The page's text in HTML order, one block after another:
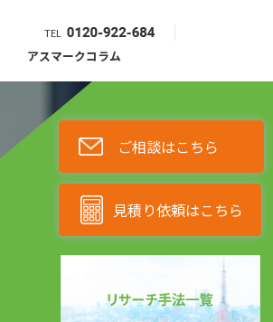
TEL
アスマークコラム
見積り依頼はこちら
ご相談はこちら